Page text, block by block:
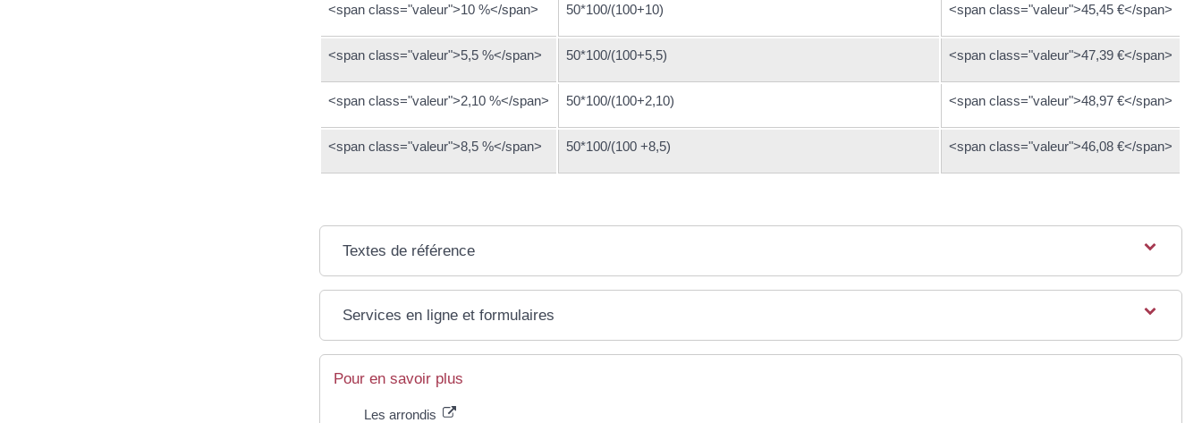
<span class="valeur">10 %</span> 50*100/(100+10) <span class="valeur">45,45 €</span>
<span class="valeur">5,5 %</span> 50*100/(100+5,5) <span class="valeur">47,39 €</span>
<span class="valeur">2,10 %</span> 50*100/(100+2,10) <span class="valeur">48,97 €</span>
<span class="valeur">8,5 %</span> 50*100/(100 +8,5) <span class="valeur">46,08 €</span>
Textes de référence
Services en ligne et formulaires
Pour en savoir plus
Les arrondis